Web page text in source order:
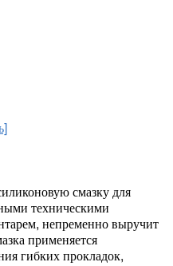
смазку для
техническими
непременно выручит
применяется
гибких прокладок,